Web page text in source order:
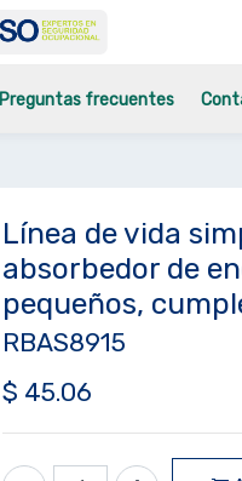
Preguntas frecuentes
Línea de vida
absorbedor de
pequeños,
RBAS8915
$ 45.06